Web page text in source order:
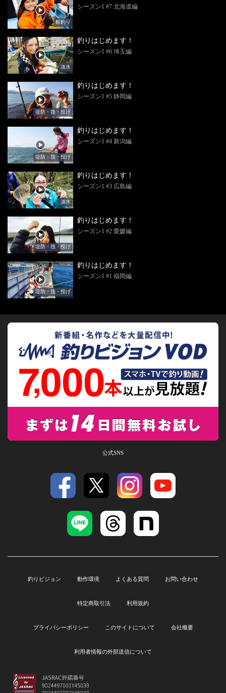
船釣り
シーズン1 #7 北海道編
淡水
釣りはじめます！
シーズン1 #6 埼玉編
堤防・筏・投げ
釣りはじめます！
シーズン1 #5 静岡編
堤防・筏・投げ
釣りはじめます！
シーズン1 #4 新潟編
淡水
釣りはじめます！
シーズン1 #3 広島編
堤防・筏・投げ
釣りはじめます！
シーズン1 #2 愛媛編
堤防・筏・投げ
釣りはじめます！
シーズン1 #1 福岡編
公式SNS
釣りビジョン 動作環境 よくある質問 お問い合わせ
特定商取引法 利用規約
プライバシーポリシー このサイトについて 会社概要
利用者情報の外部送信について